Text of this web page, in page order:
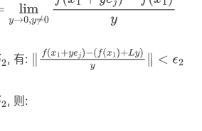
, 有: (x1+yej)−(f(x1)+Ly)y ‖ <ϵ2
, 则: